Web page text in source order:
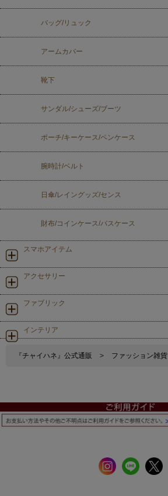
バッグ/リュック
アームカバー
靴下
サンダル/シューズ/ブーツ
ポーチ/キーケース/ペンケース
腕時計/ベルト
日傘/レイングッズ/センス
財布/コインケース/パスケース
スマホアイテム
アクセサリー
ファブリック
インテリア
『チャイハネ』公式通販 > ファッション雑貨